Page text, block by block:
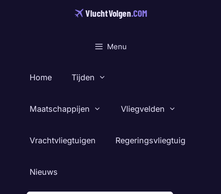
VluchtVolgen.COM
Menu
Home Tijden
Maatschappijen Vliegvelden
Vrachtvliegtuigen Regeringsvliegtuig
Nieuws